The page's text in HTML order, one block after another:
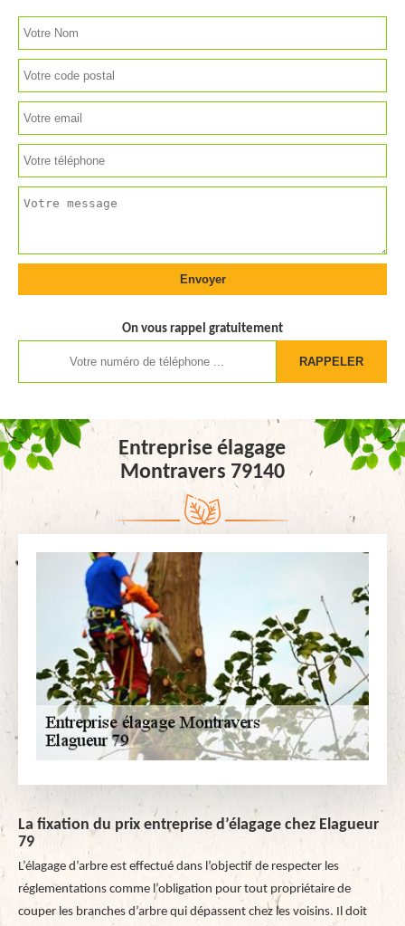
On vous rappel gratuitement
Entreprise élagage
Montravers 79140
La fixation du prix entreprise d’élagage chez Elagueur
79
L’élagage d’arbre est effectué dans l’objectif de respecter les
réglementations comme l’obligation pour tout propriétaire de
couper les branches d’arbre qui dépassent chez les voisins. Il doit